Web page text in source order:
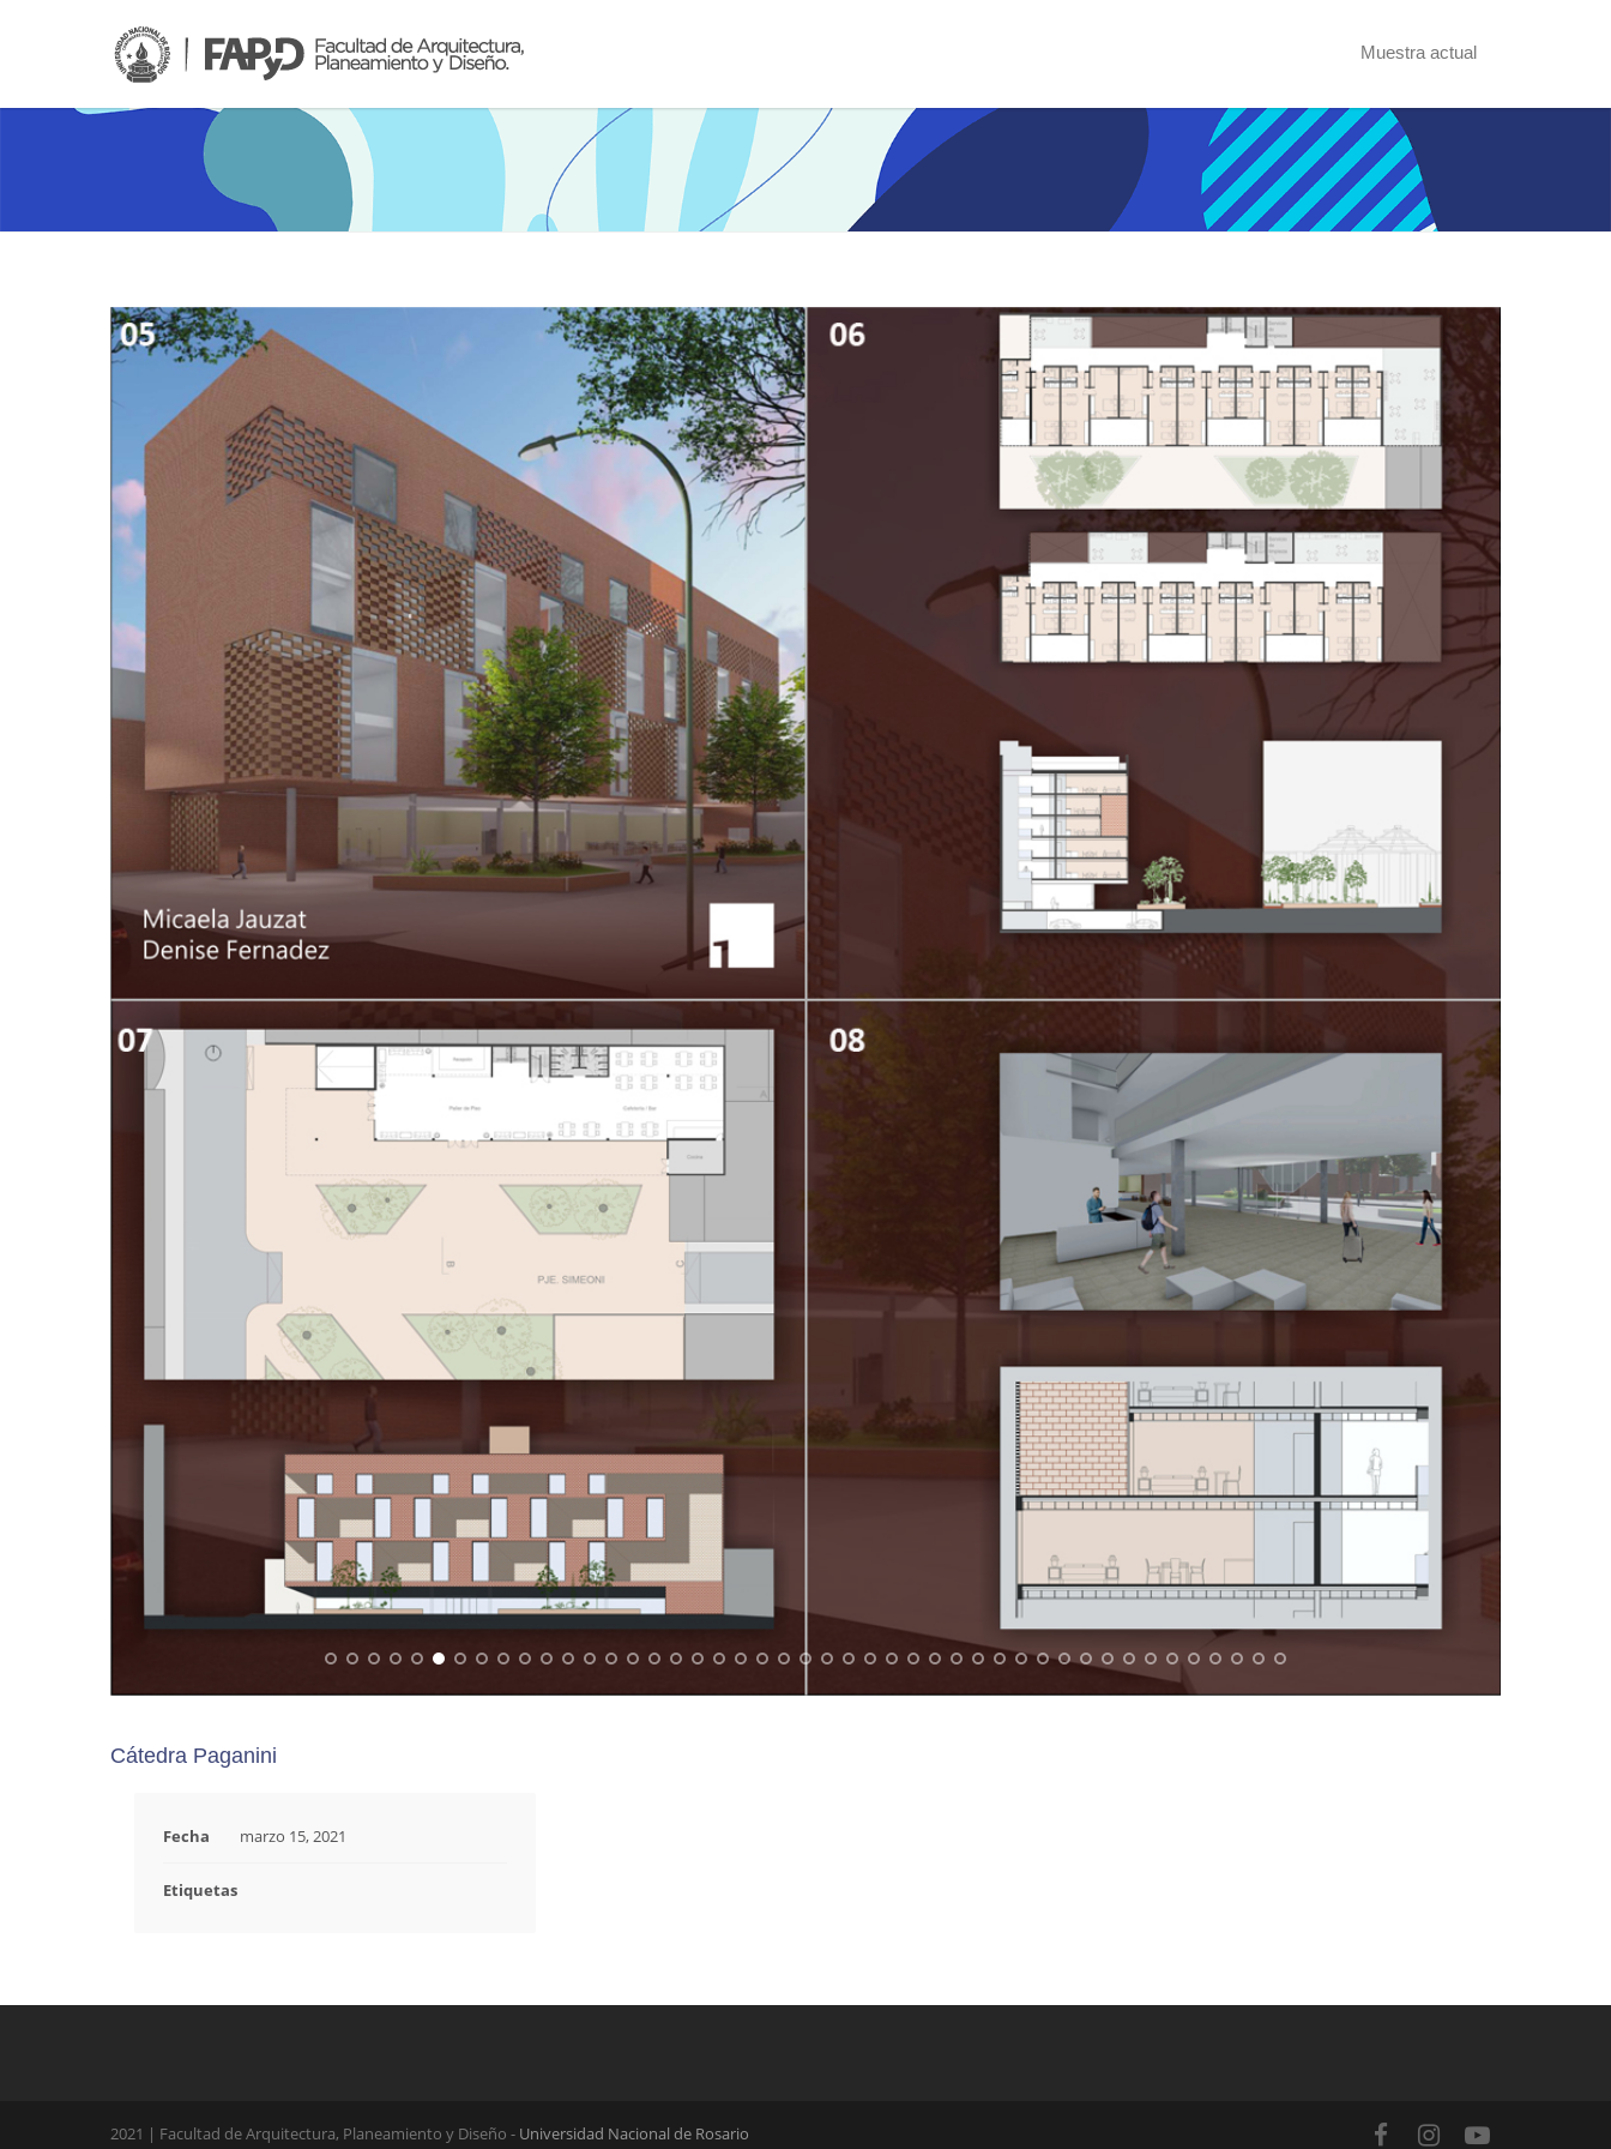
Muestra actual
Cátedra Paganini
Fecha marzo 15, 2021
Etiquetas
2021 | Facultad de Arquitectura, Planeamiento y Diseño - Universidad Nacional de Rosario